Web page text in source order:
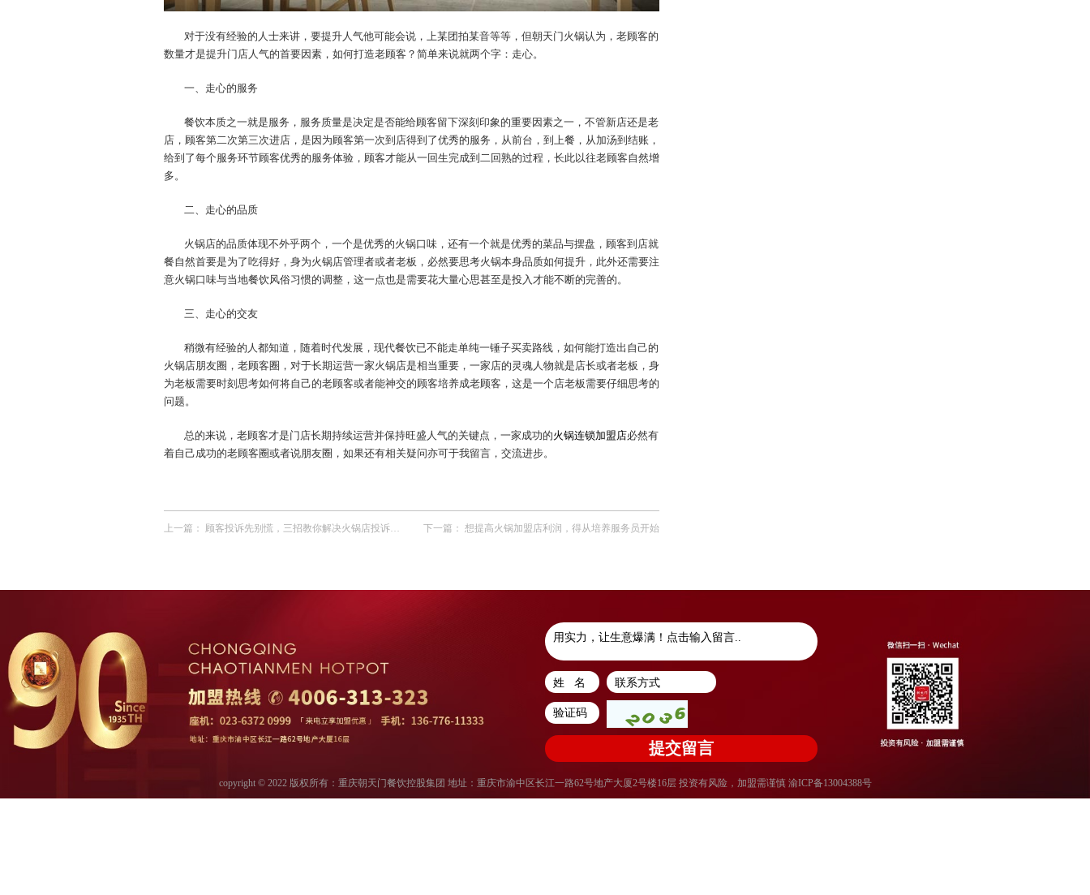
对于没有经验的人士来讲，要提升人气他可能会说，上某团拍某音等等，但朝天门火锅认为，老顾客的
数量才是提升门店人气的首要因素，如何打造老顾客？简单来说就两个字：走心。
一、走心的服务
餐饮本质之一就是服务，服务质量是决定是否能给顾客留下深刻印象的重要因素之一，不管新店还是老
店，顾客第二次第三次进店，是因为顾客第一次到店得到了优秀的服务，从前台，到上餐，从加汤到结账，
给到了每个服务环节顾客优秀的服务体验，顾客才能从一回生完成到二回熟的过程，长此以往老顾客自然增
多。
二、走心的品质
火锅店的品质体现不外乎两个，一个是优秀的火锅口味，还有一个就是优秀的菜品与摆盘，顾客到店就
餐自然首要是为了吃得好，身为火锅店管理者或者老板，必然要思考火锅本身品质如何提升，此外还需要注
意火锅口味与当地餐饮风俗习惯的调整，这一点也是需要花大量心思甚至是投入才能不断的完善的。
三、走心的交友
稍微有经验的人都知道，随着时代发展，现代餐饮已不能走单纯一锤子买卖路线，如何能打造出自己的
火锅店朋友圈，老顾客圈，对于长期运营一家火锅店是相当重要，一家店的灵魂人物就是店长或者老板，身
为老板需要时刻思考如何将自己的老顾客或者能神交的顾客培养成老顾客，这是一个店老板需要仔细思考的
问题。
总的来说，老顾客才是门店长期持续运营并保持旺盛人气的关键点，一家成功的火锅连锁加盟店必然有
着自己成功的老顾客圈或者说朋友圈，如果还有相关疑问亦可于我留言，交流进步。
上一篇： 顾客投诉先别慌，三招教你解决火锅店投诉难题 下一篇：想提高火锅加盟店利润，得从培养服务员开始
copyright © 2022 版权所有：重庆朝天门餐饮控股集团 地址：重庆市渝中区长江一路62号地产大厦2号楼16层 投资有风险，加盟需谨慎 渝ICP备13004388号